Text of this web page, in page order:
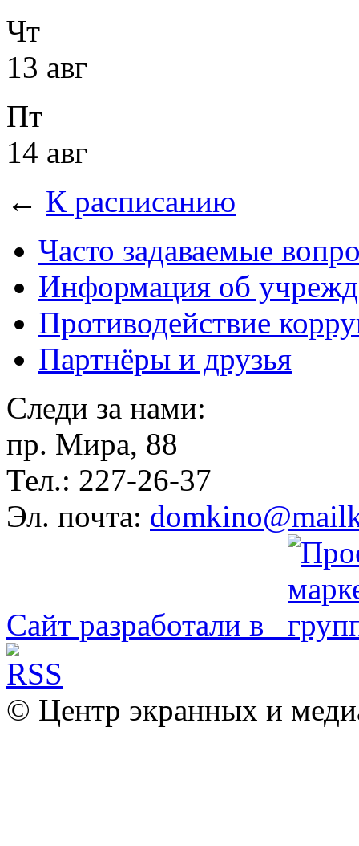
Чт
13 авг
Пт
14 авг
← К расписанию
Часто задаваемые
Информация об
Противодействие
Партнёры и друзья
Следи за нами:
пр. Мира, 88
Тел.: 227-26-37
Эл. почта:
Сайт разработали в
© Центр экранных и